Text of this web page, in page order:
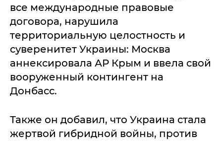
все международные правовые
договора, нарушила
территориальную целостность и
суверенитет Украины: Москва
аннексировала АР Крым и ввела свой
вооруженный контингент на
Донбасс.
Также он добавил, что Украина стала
жертвой гибридной войны, против